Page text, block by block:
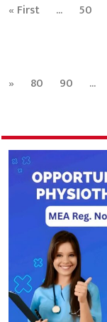
« First ... 50
»
80 90 ...